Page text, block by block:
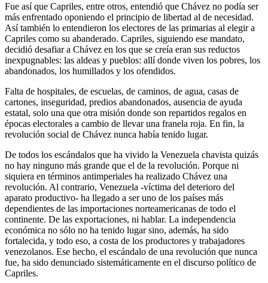
Fue así que Capriles, entre otros, entendió que Chávez no podía ser
más enfrentado oponiendo el principio de libertad al de necesidad.
Así también lo entendieron los electores de las primarias al elegir a
Capriles como su abanderado. Capriles, siguiendo ese mandato,
decidió desafiar a Chávez en los que se creía eran sus reductos
inexpugnables: las aldeas y pueblos: allí donde viven los pobres, los
abandonados, los humillados y los ofendidos.
Falta de hospitales, de escuelas, de caminos, de agua, casas de
cartones, inseguridad, predios abandonados, ausencia de ayuda
estatal, solo una que otra misión donde son repartidos regalos en
épocas electorales a cambio de llevar una franela roja. En fin, la
revolución social de Chávez nunca había tenido lugar.
De todos los escándalos que ha vivido la Venezuela chavista quizás
no hay ninguno más grande que el de la revolución. Porque ni
siquiera en términos antimperiales ha realizado Chávez una
revolución. Al contrario, Venezuela -víctima del deterioro del
aparato productivo- ha llegado a ser uno de los países más
dependientes de las importaciones norteamericanas de todo el
continente. De las exportaciones, ni hablar. La independencia
económica no sólo no ha tenido lugar sino, además, ha sido
fortalecida, y todo eso, a costa de los productores y trabajadores
venezolanos. Ese hecho, el escándalo de una revolución que nunca
fue, ha sido denunciado sistemáticamente en el discurso político de
Capriles.